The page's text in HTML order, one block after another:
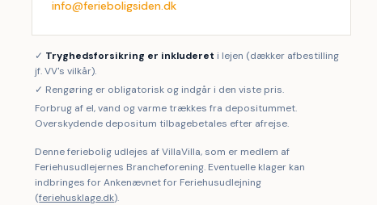
info@ferieboligsiden.dk
✓ Tryghedsforsikring er inkluderet i lejen (dækker afbestilling
jf. VV's vilkår).
✓ Rengøring er obligatorisk og indgår i den viste pris.
Forbrug af el, vand og varme trækkes fra depositummet.
Overskydende depositum tilbagebetales efter afrejse.
Denne feriebolig udlejes af VillaVilla, som er medlem af
Feriehusudlejernes Brancheforening. Eventuelle klager kan
indbringes for Ankenævnet for Feriehusudlejning
(feriehusklage.dk).